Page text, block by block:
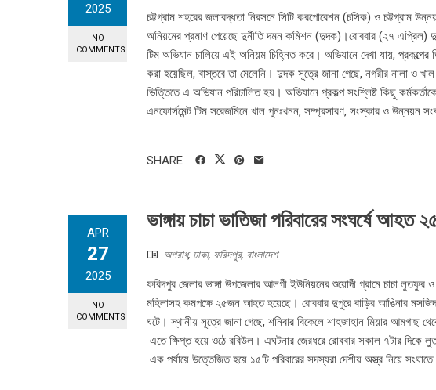
2025
NO
COMMENTS
চট্টগ্রাম শহরের জলাবদ্ধতা নিরসনে সিটি করপোরেশন (চসিক) ও চট্টগ্রাম
অনিয়মের প্রমাণ পেয়েছে দুর্নীতি দমন কমিশন (দুদক)।রোববার (২৭ এপ্রিল)
টিম অভিযান চালিয়ে এই অনিয়ম চিহ্নিত করে। অভিযানে দেখা যায়, প্রকল্পের
করা হয়েছিল, বাস্তবে তা মেলেনি। দুদক সূত্রে জানা গেছে, নগরীর নালা ও
ভিত্তিতে এ অভিযান পরিচালিত হয়। অভিযানে প্রকল্প সংশ্লিষ্ট কিছু
এনফোর্সমেন্ট টিম সরেজমিনে খাল পুনঃখনন, সম্প্রসারণ, সংস্কার ও উন্নয়ন
SHARE
APR
27
2025
NO
COMMENTS
ভাঙ্গায় চাচা ভাতিজা পরিবারের সংঘর্ষে আহত
অপরাধ, ঢাকা, ফরিদপুর, বাংলাদেশ
ফরিদপুর জেলার ভাঙ্গা উপজেলার আলগী ইউনিয়নের শুয়োদী গ্রামে চাচা লুতফুর
মহিলাসহ কমপক্ষে ২৫জন আহত হয়েছে। রোববার দুপুরে বাড়ির আঙিনার মসজিদ
ঘটে। স্থানীয় সূত্রে জানা গেছে, শনিবার বিকেলে শাহজাহান মিয়ার আমগাছ
এতে ক্ষিপ্ত হয়ে ওঠে রবিউল। এঘটনার জেরধরে রোববার সকাল ৭টার দিকে
এক পর্যায়ে উত্তেজিত হয়ে ১৫টি পরিবারের সদস্যরা দেশীয় অস্ত্র নিয়ে